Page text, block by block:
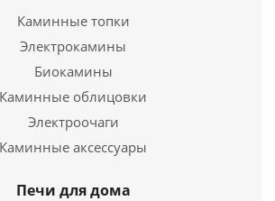
15л. Липа с нержавеющей
вставкой (ОН-15)
Каминные топки
Электрокамины
Биокамины
Каминные облицовки
Электроочаги
Каминные аксессуары
Печи для дома